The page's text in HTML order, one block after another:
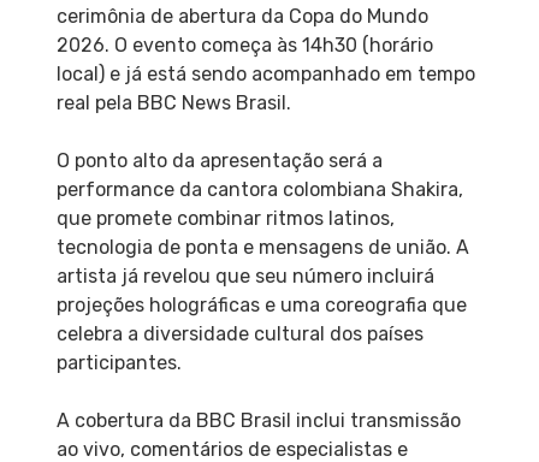
cerimônia de abertura da Copa do Mundo
2026. O evento começa às 14h30 (horário
local) e já está sendo acompanhado em tempo
real pela BBC News Brasil.
O ponto alto da apresentação será a
performance da cantora colombiana Shakira,
que promete combinar ritmos latinos,
tecnologia de ponta e mensagens de união. A
artista já revelou que seu número incluirá
projeções holográficas e uma coreografia que
celebra a diversidade cultural dos países
participantes.
A cobertura da BBC Brasil inclui transmissão
ao vivo, comentários de especialistas e